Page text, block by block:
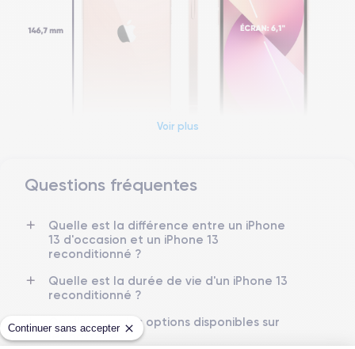
Continuer sans accepter
Dimensions et poids iPhone 13
Date de sortie
24/09/2021
Système exploitation
iOS (iOS 26)
Dimensions
146.7×71.5×7.65 mm
Poids
Écran
OLED 6.1 pouces
Résolution écran
Voir plus
Questions fréquentes
Quelle est la différence entre un iPhone
13 d'occasion et un iPhone 13
reconditionné ?
Quelle est la durée de vie d'un iPhone 13
reconditionné ?
Quelles sont les options disponibles sur
les batteries ?